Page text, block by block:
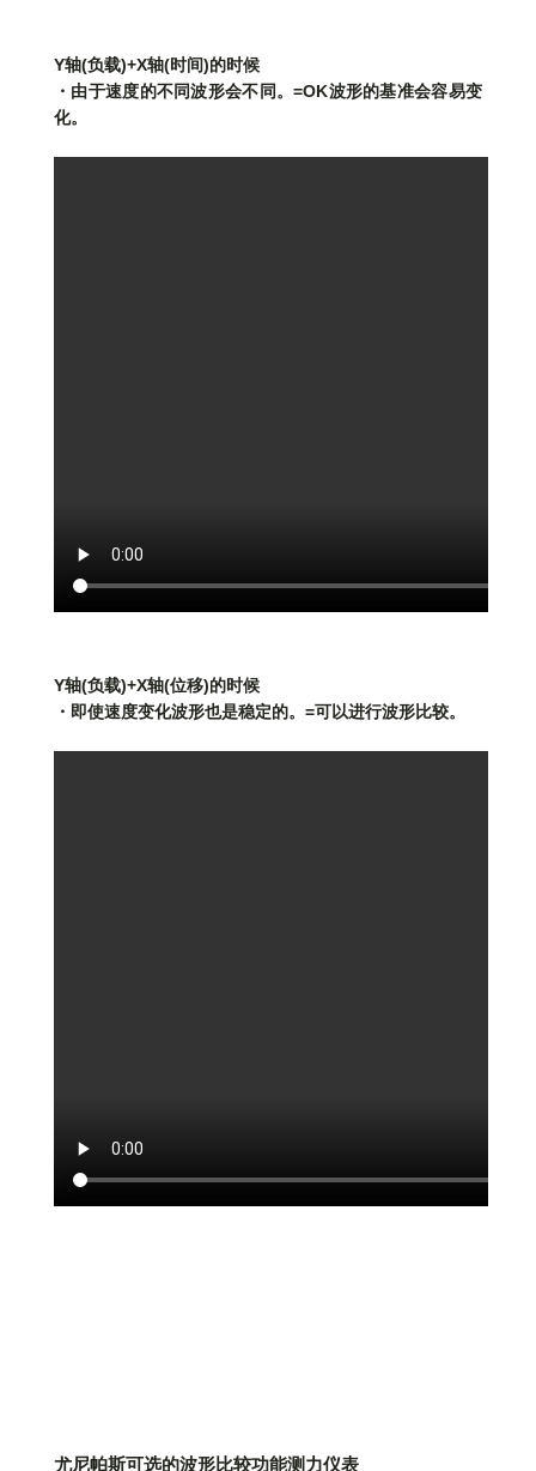
Y轴(负载)+X轴(时间)的时候
・由于速度的不同波形会不同。=OK波形的基准会容易变
化。
Y轴(负载)+X轴(位移)的时候
・即使速度变化波形也是稳定的。=可以进行波形比较。
尤尼帕斯可选的波形比较功能测力仪表